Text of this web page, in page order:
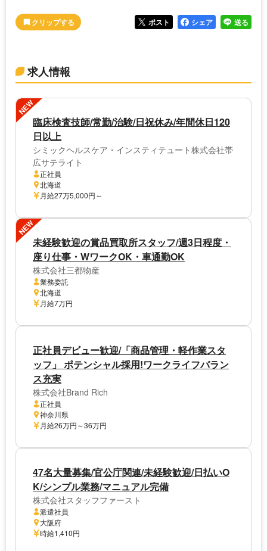
ポスト シェア 送る
求人情報
NEW
臨床検査技師/常勤/治験/日祝休み/年間休日120
日以上
シミックヘルスケア・インスティテュート株式会社帯
広サテライト
正社員
北海道
月給27万5,000円～
NEW
未経験歓迎の賞品買取所スタッフ/週3日程度・
座り仕事・WワークOK・車通勤OK
株式会社三都物産
業務委託
北海道
月給7万円
正社員デビュー歓迎/「商品管理・軽作業スタ
ッフ」 ポテンシャル採用!ワークライフバラン
ス充実
株式会社Brand Rich
正社員
神奈川県
月給26万円～36万円
47名大量募集/官公庁関連/未経験歓迎/日払いO
K/シンプル業務/マニュアル完備
株式会社スタッフファースト
派遣社員
大阪府
時給1,410円